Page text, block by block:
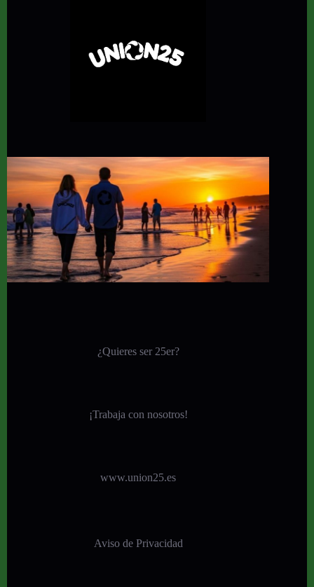
¿Quieres ser 25er?
¡Trabaja con nosotros!
www.union25.es
Aviso de Privacidad